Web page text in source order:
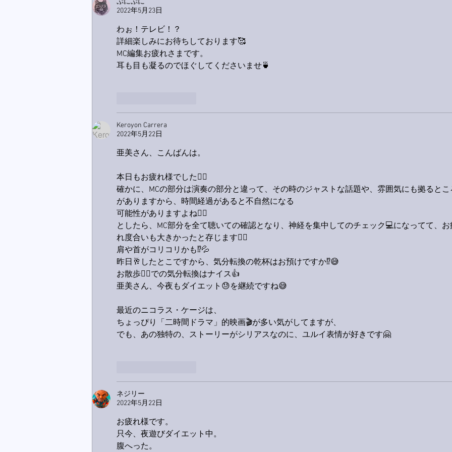
ぷにぷに
2022年5月23日
わぉ！テレビ！？
詳細楽しみにお待ちしております🥰
MC編集お疲れさまです。
耳も目も凝るのでほぐしてくださいませ🍵
Keroyon Carrera
2022年5月22日
亜美さん、こんばんは。
本日もお疲れ様でした🙋‍♂️
確かに、MCの部分は演奏の部分と違って、その時のジャストな話題や、雰囲気にも拠るとこ
がありますから、時間経過があると不自然になる
可能性がありますよね🙋‍♂️
としたら、MC部分を全て聴いての確認となり、神経を集中してのチェック💻になってて、お
れ度合いも大きかったと存じます🙋‍♂️
肩や首がコリコリかも⁉️💦
昨日🥂したとこですから、気分転換の乾杯はお預けですか⁉️😅
お散歩🚶‍♂️での気分転換はナイス👍
亜美さん、今夜もダイエット😓を継続ですね😅
最近のニコラス・ケージは、
ちょっぴり「二時間ドラマ」的映画🎬が多い気がしてますが、
でも、あの独特の、ストーリーがシリアスなのに、ユルイ表情が好きです🤗
ネジリー
2022年5月22日
お疲れ様です。
只今、夜遊びダイエット中。
腹へった。